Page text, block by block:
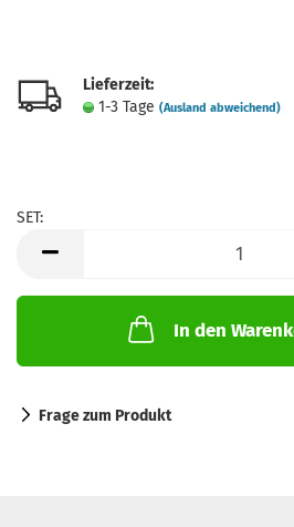
Lieferzeit:
1-3 Tage (Ausland abweichend)
SET:
In den
Frage zum Produkt